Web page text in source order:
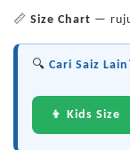
📏 Size Chart —
🔍 Cari Saiz
👦 Kids Size